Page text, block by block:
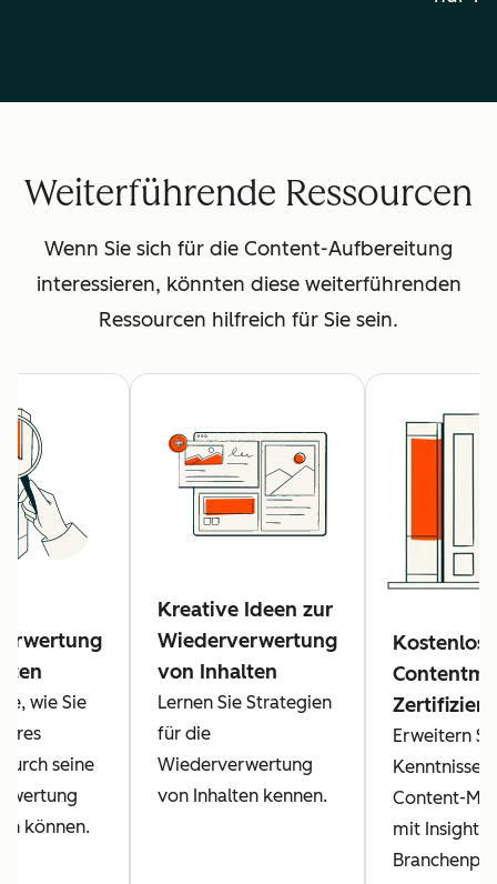
Weiterführende Ressourcen
Wenn Sie sich für die Content-Aufbereitung
interessieren, könnten diese weiterführenden
Ressourcen hilfreich für Sie sein.
wie Sie
seine
können.
Kreative Ideen zur
Wiederverwertung
von Inhalten
Lernen Sie Strategien
für die
Wiederverwertung
von Inhalten kennen.
Kostenlose
Erweitern
Kenntnisse
Content-
mit Insights